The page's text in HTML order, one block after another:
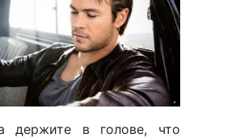
держите в голове, что